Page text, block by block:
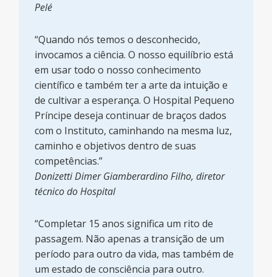
Pelé
“Quando nós temos o desconhecido,
invocamos a ciência. O nosso equilíbrio está
em usar todo o nosso conhecimento
científico e também ter a arte da intuição e
de cultivar a esperança. O Hospital Pequeno
Príncipe deseja continuar de braços dados
com o Instituto, caminhando na mesma luz,
caminho e objetivos dentro de suas
competências.”
Donizetti Dimer Giamberardino Filho, diretor
técnico do Hospital
“Completar 15 anos significa um rito de
passagem. Não apenas a transição de um
período para outro da vida, mas também de
um estado de consciência para outro.